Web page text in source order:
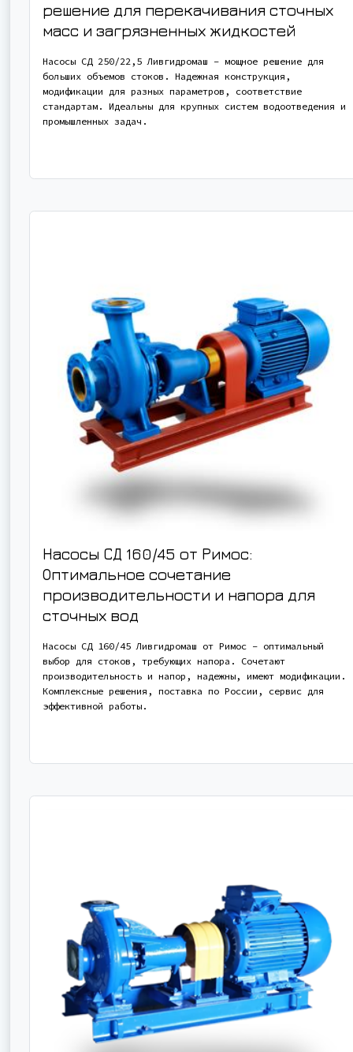
решение для перекачивания сточных
масс и загрязненных жидкостей
Насосы СД 250/22,5 Ливгидромаш – мощное решение для
больших объемов стоков. Надежная конструкция,
модификации для разных параметров, соответствие
стандартам. Идеальны для крупных систем водоотведения и
промышленных задач.
Насосы СД 160/45 от Римос:
Оптимальное сочетание
производительности и напора для
сточных вод
Насосы СД 160/45 Ливгидромаш от Римос – оптимальный
выбор для стоков, требующих напора. Сочетают
производительность и напор, надежны, имеют модификации.
Комплексные решения, поставка по России, сервис для
эффективной работы.